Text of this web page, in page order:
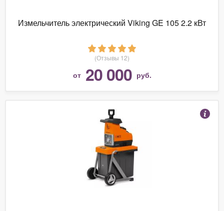
Измельчитель электрический Viking GE 105 2.2 кВт
(Отзывы 12)
от 20 000 руб.